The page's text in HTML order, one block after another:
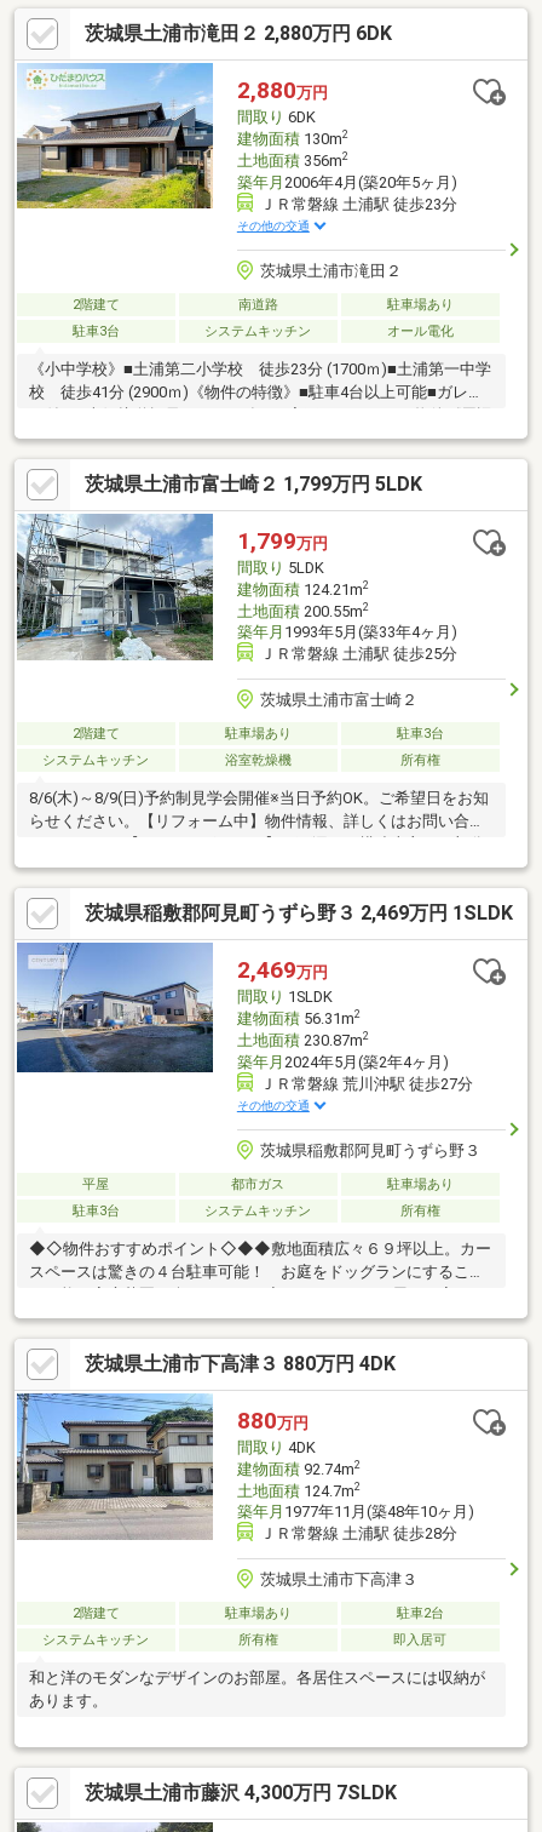
体を明るく包みます。木目を基調としたキッチン・リビングは統
一感がありどこにいても心地よく過ごせる点が魅力です。リビン
グからは芝生の庭が広がり子供やペットの遊び場、家庭菜園、ア
ウトドアリビングなど多用途に楽しめます♪
茨城県土浦市滝田２ 2,880万円 6DK
2,880万円
間取り 6DK
建物面積130m2
土地面積356m2
築年月 2006年4月(築20年5ヶ月)
ＪＲ常磐線 土浦駅 徒歩23分
その他の交通
茨城県土浦市滝田２
2階建て 南道路
駐車場あり
駐車3台
システムキッチン オール電化
《小中学校》■土浦第二小学校 徒歩23分 (1700ｍ)■土浦第一中学
校 徒歩41分 (2900ｍ)《物件の特徴》■駐車4台以上可能■ガレー
ジ付き■南側接道幅員6ｍ■2026年5月完工のリフォーム物件《周辺
環境》■セブンイレブンまで徒歩3分■いばらきコープまで徒歩15
分■カワチ薬局まで徒歩12分《ひだまりハウスのお家探し》（1）
当社提携銀行ご紹介・変動金利0.59％～（最低金利基準）、団体
信用生命保険（全疾病と5つの重大疾病保証付）（2）自己資金0
円、勤続1年未満、産休・育休中、確定申告等の住宅購入サポート
（3）諸費用ローン・おまとめローンのご紹介
茨城県土浦市富士崎２ 1,799万円 5LDK
1,799万円
間取り 5LDK
建物面積124.21m2
土地面積200.55m2
築年月 1993年5月(築33年4ヶ月)
ＪＲ常磐線 土浦駅 徒歩25分
茨城県土浦市富士崎２
2階建て 駐車場あり
駐車3台
システムキッチン
浴室乾燥機 所有権
8/6(木)～8/9(日)予約制見学会開催※当日予約OK。ご希望日をお知
らせください。【リフォーム中】物件情報、詳しくはお問い合わ
の欠陥や・腐食、給排水管の故障や漏水についてお引渡しより２
年間保証・シロアリ防除工事施工後5年間保証・返済額や融資可能
額など、お客様のご希望にあわせてご提案。住宅ローンが初めて
の方でもお気軽にご相談ください●内外装リフォーム充実。水回
り新品交換で気持ちよく新生活を迎えられます。●外部工事・外
壁、屋根塗装、立木撤去、整地、駐車スペース洗浄、一部拡張●
内部工事・水廻り新品交換（浴室
茨城県稲敷郡阿見町うずら野３ 2,469万円 1SLDK
2,469万円
間取り 1SLDK
建物面積56.31m2
土地面積230.87m2
築年月 2024年5月(築2年4ヶ月)
ＪＲ常磐線 荒川沖駅 徒歩27分
その他の交通
茨城県稲敷郡阿見町うずら野３
平屋 都市ガス
駐車場あり
駐車3台
システムキッチン 所有権
◆◇物件おすすめポイント◇◆◆敷地面積広々６９坪以上。カー
スペースは驚きの４台駐車可能！ お庭をドッグランにすること
も可能！家庭菜園も楽しめます！◇コンパクトな平屋のお家！ワ
ンフロアですべてが解決！ 1つ1つの空間にゆとりがあり、暮ら
しやすい住空間となっています♪♪ ・単身もしくは2人暮らしを
したい！ ・階段の無い、ワンフロアを探している！ ・とにか
く、のんびり、まったり過ごしたい！ →こんな貴方にピッタリ
のお家です！是非お気軽にお問い合わせください(^^)/〇● 頭金０
円、諸費用込み全額ローン可能 ●〇 * 詳細は弊社スタッフま
でお問い合わせ下さいませ。
茨城県土浦市下高津３ 880万円 4DK
880万円
間取り 4DK
建物面積92.74m2
土地面積124.7m2
築年月 1977年11月(築48年10ヶ月)
ＪＲ常磐線 土浦駅 徒歩28分
茨城県土浦市下高津３
2階建て 駐車場あり
駐車2台
システムキッチン
所有権 即入居可
和と洋のモダンなデザインのお部屋。各居住スペースには収納が
あります。
茨城県土浦市藤沢 4,300万円 7SLDK